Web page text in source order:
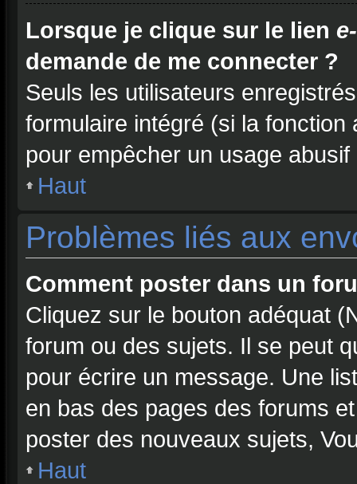
Lorsque je clique sur le lien
demande de me connecter ?
Seuls les utilisateurs
formulaire intégré (si la fonction
pour empêcher un usage
Haut
Problèmes liés aux
Comment poster dans un
Cliquez sur le bouton adéquat
forum ou des sujets. Il se peut
pour écrire un message. Une
en bas des pages des forums
poster des nouveaux sujets,
Haut